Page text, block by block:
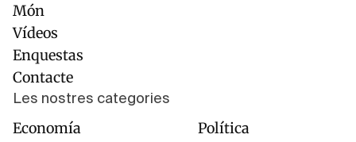
Món
Vídeos
Enquestas
Contacte
Les nostres categories
Economía
Política